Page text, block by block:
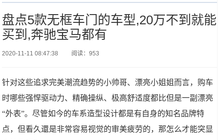
盘点5款无框车门的车型,20万不到就能
买到,奔驰宝马都有
2020-11-11 08:47:38 阅读：953
针对这些追求完美潮流趋势的小帅哥、漂亮小姐姐而言，购车
时哪些强悍驱动力、精确操纵、极高舒适度都比但是一副漂亮
“外表”。尽管如今的车系造型设计都是有自身的知名品牌特
点，但看久還是非常容易视觉的审美疲劳的，那怎么才能突显